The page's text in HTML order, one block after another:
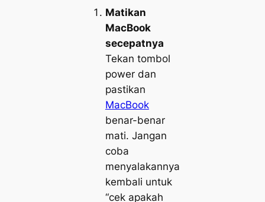
Matikan
MacBook
secepatnya
Tekan tombol
power dan
pastikan
MacBook
benar-benar
mati. Jangan
coba
menyalakannya
kembali untuk
“cek apakah